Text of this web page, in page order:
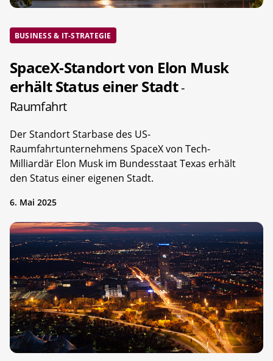
BUSINESS & IT-STRATEGIE
SpaceX-Standort von Elon Musk
erhält Status einer Stadt-
Raumfahrt
Der Standort Starbase des US-
Raumfahrtunternehmens SpaceX von Tech-
Milliardär Elon Musk im Bundesstaat Texas erhält
den Status einer eigenen Stadt.
6. Mai 2025